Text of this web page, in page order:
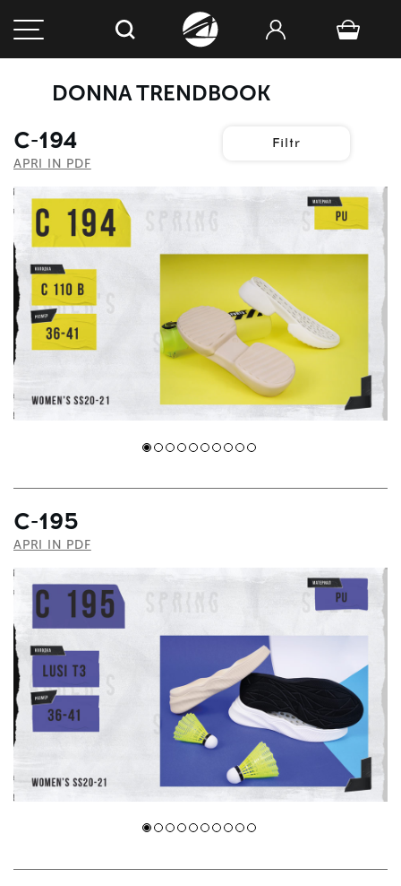
DONNA TRENDBOOK
Filtr
С-194
APRI IN PDF
С-195
APRI IN PDF